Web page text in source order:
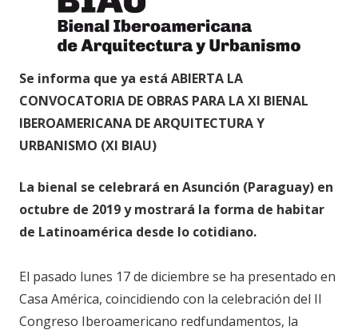
Se informa que ya está ABIERTA LA
CONVOCATORIA DE OBRAS PARA LA XI BIENAL
IBEROAMERICANA DE ARQUITECTURA Y
URBANISMO (XI BIAU)
La bienal se celebrará en Asunción (Paraguay) en
octubre de 2019 y mostrará la forma de habitar
de Latinoamérica desde lo cotidiano.
El pasado lunes 17 de diciembre se ha presentado en
Casa América, coincidiendo con la celebración del II
Congreso Iberoamericano redfundamentos, la